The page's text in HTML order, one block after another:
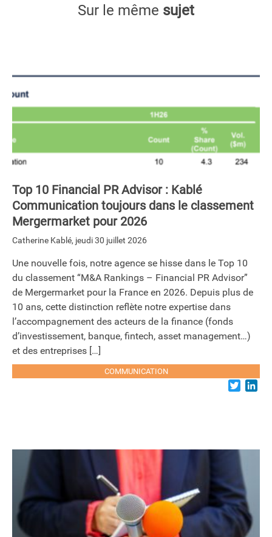
Sur le même sujet
Top 10 Financial PR Advisor : Kablé
Communication toujours dans le classement
Mergermarket pour 2026
Catherine Kablé, jeudi 30 juillet 2026
Une nouvelle fois, notre agence se hisse dans le Top 10
du classement “M&A Rankings – Financial PR Advisor”
de Mergermarket pour la France en 2026. Depuis plus de
10 ans, cette distinction reflète notre expertise dans
l’accompagnement des acteurs de la finance (fonds
d’investissement, banque, fintech, asset management…)
et des entreprises […]
COMMUNICATION
Twitter